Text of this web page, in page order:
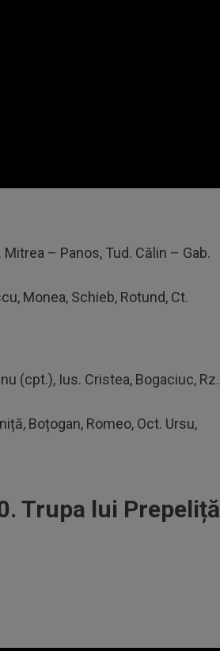
– Panos, Tud. Călin – Gab.
Monea, Schieb, Rotund, Ct.
(cpt.), Ius. Cristea, Bogaciuc, Rz.
Boțogan, Romeo, Oct. Ursu,
Trupa lui Prepeliță